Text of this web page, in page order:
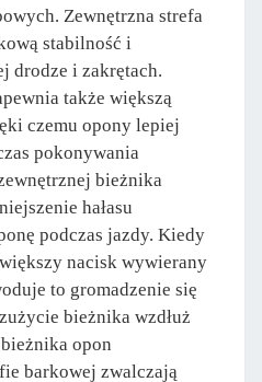
Zewnętrzna strefa
stabilność i
drodze i zakrętach.
także większą
czemu opony lepiej
pokonywania
bieżnika
hałasu
podczas jazdy. Kiedy
nacisk wywierany
to gromadzenie się
bieżnika wzdłuż
opon
barkowej zwalczają